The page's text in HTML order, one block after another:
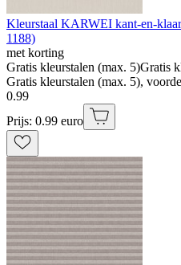
Kleurstaal KARWEI kant-en-
1188)
met korting
Gratis kleurstalen (max. 5)Gratis
Gratis kleurstalen (max. 5),
0.99
Prijs: 0.99 euro